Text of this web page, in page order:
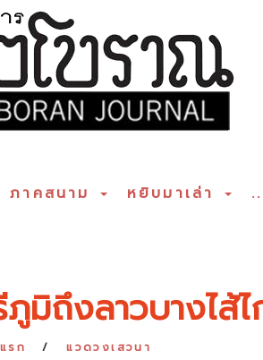
ภาคสนาม หยิบมาเล่า
มิถึงลาวบางไส้ไ
รก แวดวงเสวนา